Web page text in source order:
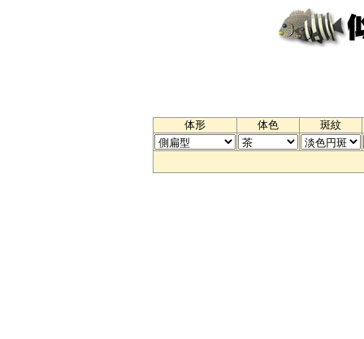
体形 体色 斑紋